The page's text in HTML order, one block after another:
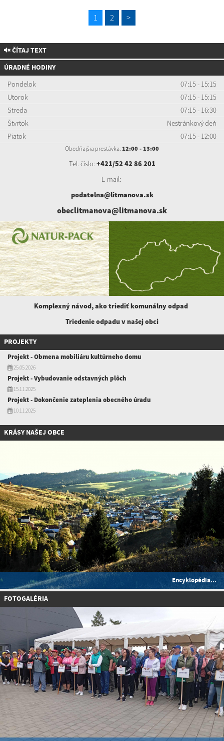
1 2 >
ČÍTAJ TEXT
ÚRADNÉ HODINY
Pondelok
07:15 - 15:15
Utorok
07:15 - 15:15
Streda
07:15 - 16:30
Štvrtok
Nestránkový deň
Piatok
07:15 - 12:00
Obedňajšia prestávka: 12:00 - 13:00
Tel. číslo: +421/52 42 86 201
E-mail:
podatelna@litmanova.sk
obeclitmanova@litmanova.sk
Komplexný návod, ako triediť komunálnyodpad
Triedenie odpadu v našej obci
PROJEKTY
Projekt - Obmena mobiliáru kultúrneho domu
25.05.2026
Projekt - Vybudovanie odstavných plôch
15.11.2025
Projekt - Dokončenie zateplenia obecného úradu
10.11.2025
KRÁSY NAŠEJ OBCE
Encyklopédia...
FOTOGALÉRIA